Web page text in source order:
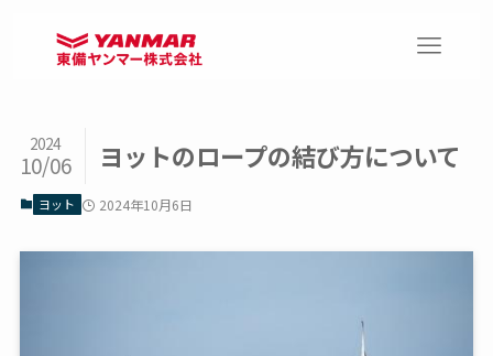
ヨットのロープの結び方について
2024
10/06
ヨット 2024年10月6日